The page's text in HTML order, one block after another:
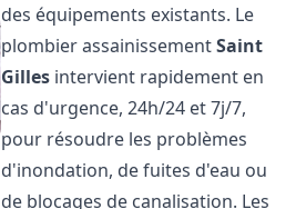
des équipements existants. Le
plombier assainissementSaint
Gilles intervient rapidement en
cas d'urgence, 24h/24 et 7j/7,
pour résoudre les problèmes
d'inondation, de fuites d'eau ou
de blocages de canalisation. Les